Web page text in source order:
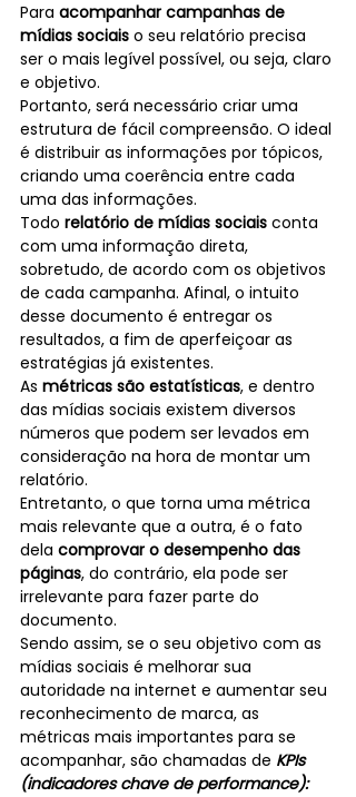
Para acompanhar campanhas de
mídias sociais o seu relatório precisa
ser o mais legível possível, ou seja, claro
e objetivo.
Portanto, será necessário criar uma
estrutura de fácil compreensão. O ideal
é distribuir as informações por tópicos,
criando uma coerência entre cada
uma das informações.
Todo relatório de mídias sociais conta
com uma informação direta,
sobretudo, de acordo com os objetivos
de cada campanha. Afinal, o intuito
desse documento é entregar os
resultados, a fim de aperfeiçoar as
estratégias já existentes.
As métricas são estatísticas, e dentro
das mídias sociais existem diversos
números que podem ser levados em
consideração na hora de montar um
relatório.
Entretanto, o que torna uma métrica
mais relevante que a outra, é o fato
dela comprovar o desempenho das
páginas, do contrário, ela pode ser
irrelevante para fazer parte do
documento.
Sendo assim, se o seu objetivo com as
mídias sociais é melhorar sua
autoridade na internet e aumentar seu
reconhecimento de marca, as
métricas mais importantes para se
acompanhar, são chamadas de KPIs
(indicadores chave de performance):